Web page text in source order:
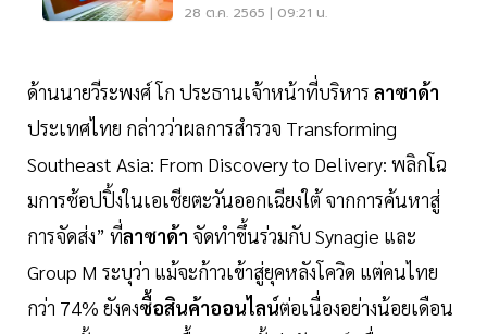
28 ต.ค. 2565 | 09:21 น.
ด้านนายวีระพงศ์ โก ประธานเจ้าหน้าที่บริหาร ลาซาด้า
ประเทศไทย กล่าวว่าผลการสำรวจ Transforming
Southeast Asia: From Discovery to Delivery: พลิกโฉ
มการช้อปปิ้งในเอเชียตะวันออกเฉียงใต้ จากการค้นหาสู่
การจัดส่ง” ที่ลาซาด้า จัดทำขึ้นร่วมกับ Synagie และ
Group M ระบุว่า แม้จะก้าวเข้าสู่ยุคหลังโควิด แต่คนไทย
กว่า 74% ยังคงซื้อสินค้าออนไลน์ต่อเนื่องอย่างน้อยเดือน